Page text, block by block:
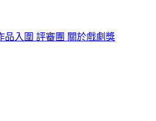
品入圍 評審團 關於戲劇獎